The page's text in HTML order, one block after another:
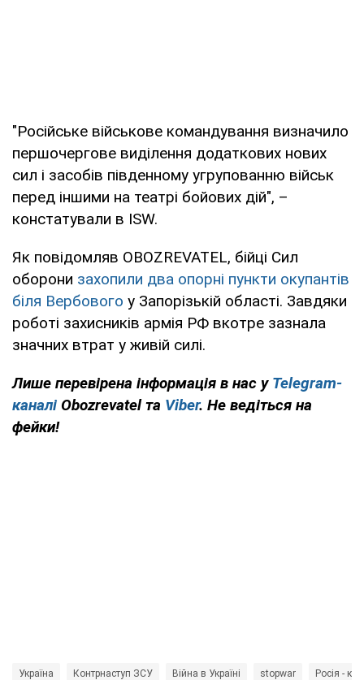
"Російське військове командування визначило
першочергове виділення додаткових нових
сил і засобів південному угрупованню військ
перед іншими на театрі бойових дій", –
констатували в ISW.
Як повідомляв OBOZREVATEL, бійці Сил
оборони захопили два опорні пункти окупантів
біля Вербового у Запорізькій області. Завдяки
роботі захисників армія РФ вкотре зазнала
значних втрат у живій силі.
Лише перевірена інформація в нас у Telegram-
каналі Obozrevatel та Viber. Не ведіться на
фейки!
Україна Контрнаступ ЗСУ Війна в Україні stopwar Росія -